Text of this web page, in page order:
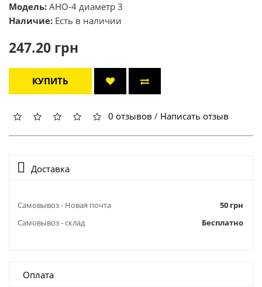
Модель: АНО-4 диаметр 3
Наличие: Есть в наличии
247.20 грн
КУПИТЬ
0 отзывов / Написать отзыв
Доставка
Самовывоз - Новая почта
50 грн
Самовывоз - склад
Бесплатно
Оплата